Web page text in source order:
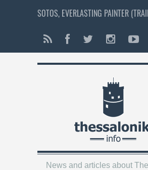
SOTOS, EVERLASTING PAINTER
News and articles about